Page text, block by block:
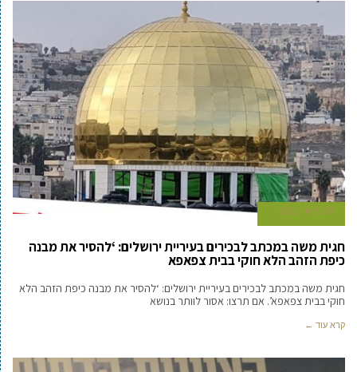
11 בינואר 2022
חגית משה במכתב לבכירים בעיריית ירושלים: ‘להסיר את מבנה
כיפת הזהב הלא חוקי בבית צפאפא
חגית משה במכתב לבכירים בעיריית ירושלים: ‘להסיר את מבנה כיפת הזהב הלא
חוקי בבית צפאפא’. אם תרצו: אסור לוותר בנושא
קרא עוד ←